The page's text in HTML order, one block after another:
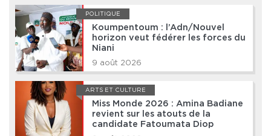
POLITIQUE
Koumpentoum : l’Adn/Nouvel
horizon veut fédérer les forces du
Niani
9 août 2026
ARTS ET CULTURE
Miss Monde 2026 : Amina Badiane
revient sur les atouts de la
candidate Fatoumata Diop